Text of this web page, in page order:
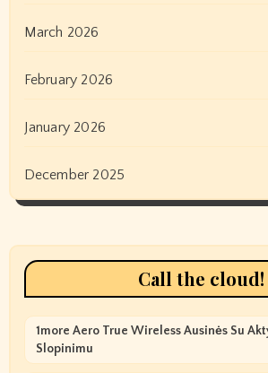
March 2026
February 2026
January 2026
December 2025
Call the cloud!
1more Aero True Wireless Ausinės Su
Slopinimu